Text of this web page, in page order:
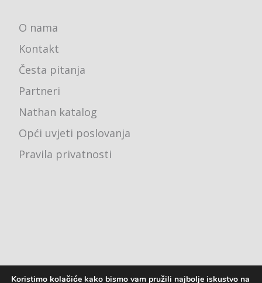
O nama
Kontakt
Česta pitanja
Partneri
Nathan katalog
Opći uvjeti poslovanja
Pravila privatnosti
Koristimo kolačiće kako bismo vam pružili najbolje iskustvo na